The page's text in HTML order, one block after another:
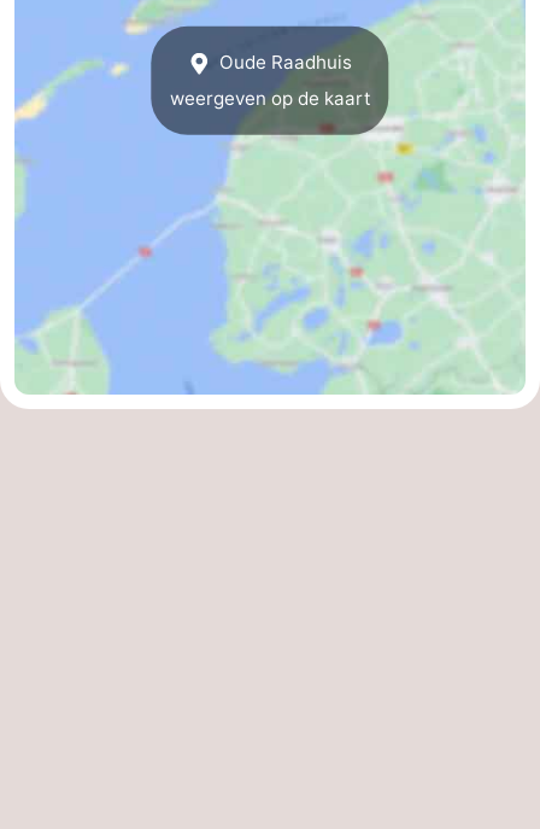
Schiermonnikoog
Ameland
-
Terschelling
-
Texel
Weer
Oude Raadhuis
weergeven op de kaart